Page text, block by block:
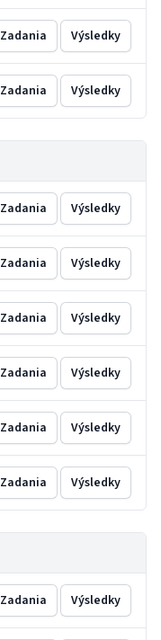
Zadania Výsledky
Zadania Výsledky
Zadania Výsledky
Zadania Výsledky
Zadania Výsledky
Zadania Výsledky
Zadania Výsledky
Zadania Výsledky
Zadania Výsledky